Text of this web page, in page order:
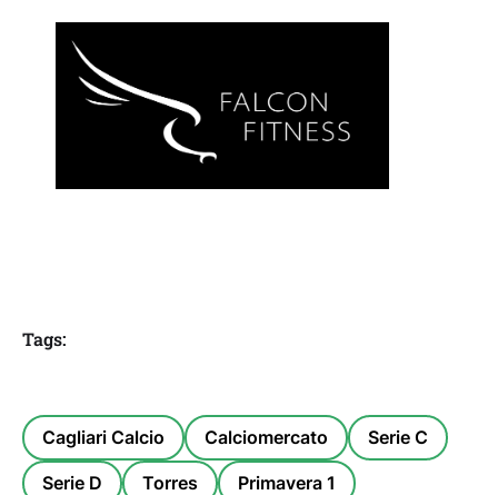
Tags:
Cagliari Calcio Calciomercato Serie C
Serie D Torres Primavera 1